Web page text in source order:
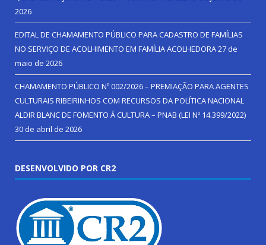
2026
EDITAL DE CHAMAMENTO PÚBLICO PARA CADASTRO DE FAMÍLIAS
NO SERVIÇO DE ACOLHIMENTO EM FAMÍLIA ACOLHEDORA27 de
maio de 2026
CHAMAMENTO PÚBLICO Nº 002/2026 – PREMIAÇÃO PARA AGENTES
CULTURAIS RIBEIRINHOS COM RECURSOS DA POLÍTICA NACIONAL
ALDIR BLANC DE FOMENTO Á CULTURA – PNAB (LEI Nº 14.399/2022)
30 de abril de 2026
DESENVOLVIDO POR CR2